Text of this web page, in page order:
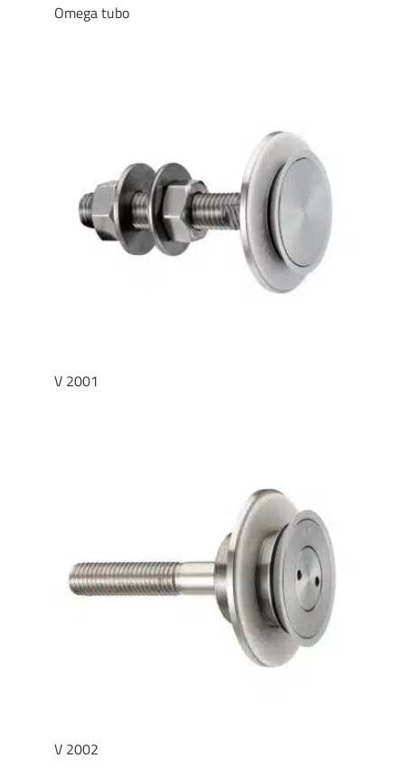
Omega tubo
V 2001
V 2002